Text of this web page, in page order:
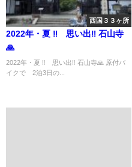
西国３３ヶ所
2022年・夏 ‼️ 思い出‼️ 石山寺
🙏
2022年・夏 ‼️ 思い出‼️ 石山寺🙏 原付バ
イクで 2泊3日の...